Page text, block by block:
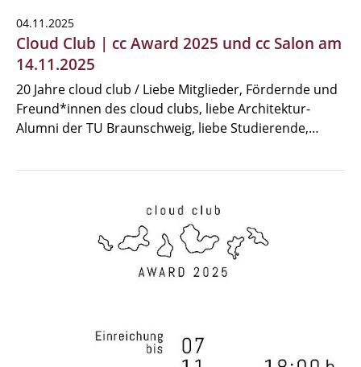
04.11.2025
Cloud Club | cc Award 2025 und cc Salon am
14.11.2025
20 Jahre cloud club / Liebe Mitglieder, Fördernde und
Freund*innen des cloud clubs, liebe Architektur-
Alumni der TU Braunschweig, liebe Studierende,…